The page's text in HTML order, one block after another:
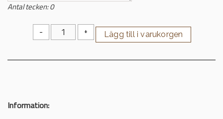
Antal tecken:0
- +
Information: